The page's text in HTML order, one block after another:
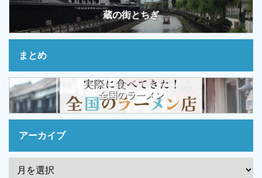
蔵の街とちぎ
まとめ
全国のラーメン
アーカイブ